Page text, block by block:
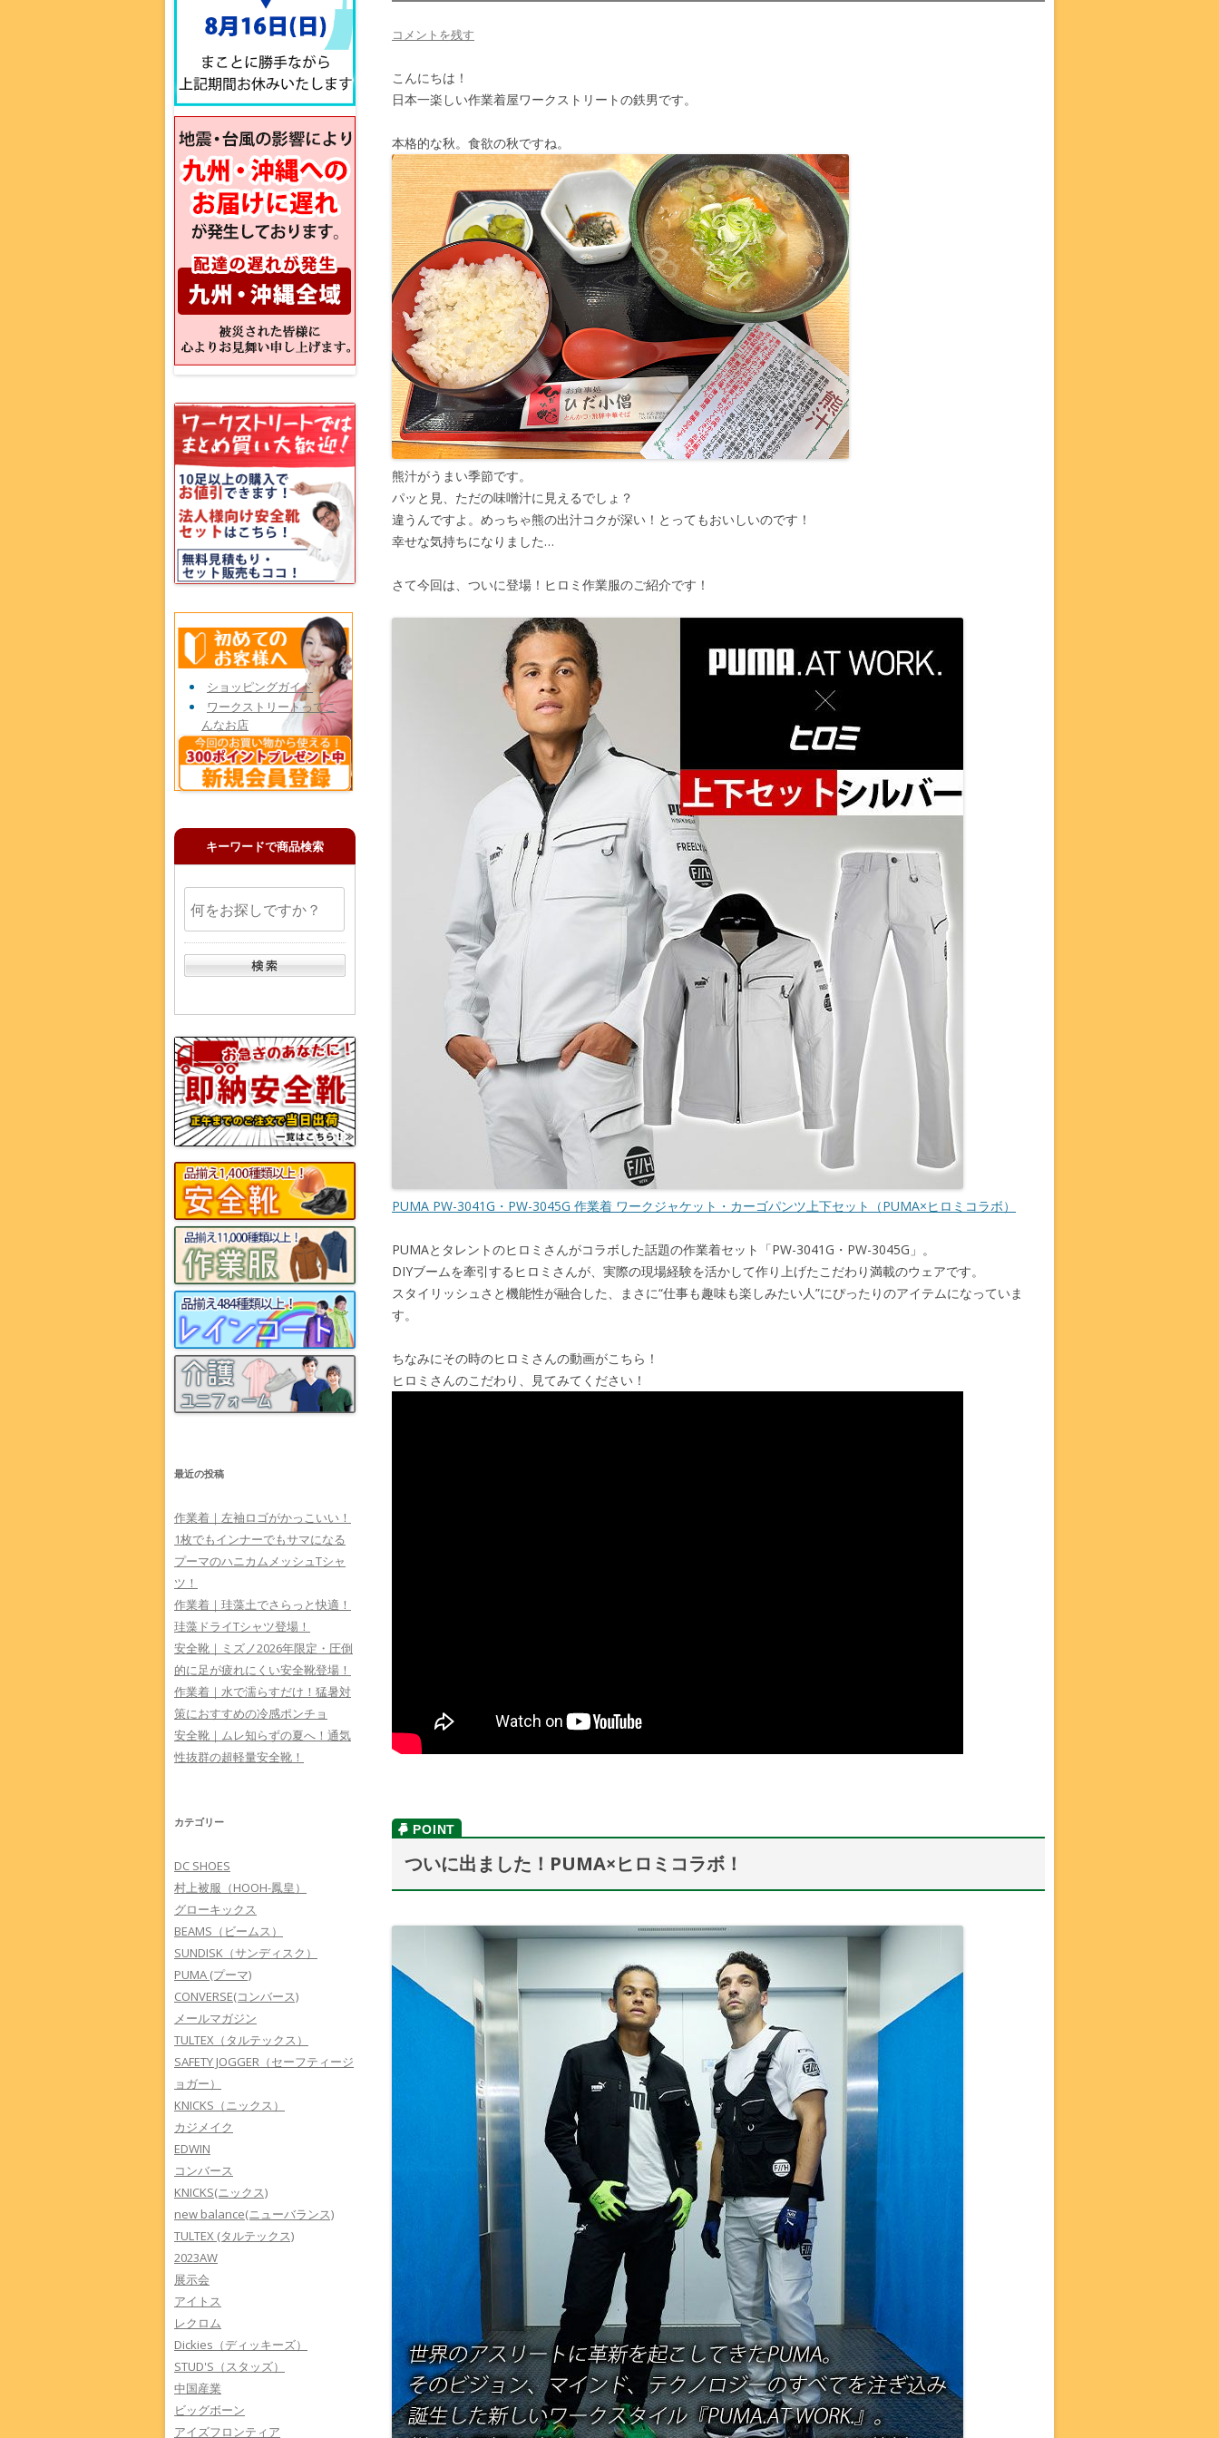
コメントを残す
こんにちは！
日本一楽しい作業着屋ワークストリートの鉄男です。
本格的な秋。食欲の秋ですね。
熊汁がうまい季節です。
パッと見、ただの味噌汁に見えるでしょ？
違うんですよ。めっちゃ熊の出汁コクが深い！とってもおいしいのです！
幸せな気持ちになりました…
さて今回は、ついに登場！ヒロミ作業服のご紹介です！
PUMA PW-3041G・PW-3045G 作業着 ワークジャケット・カーゴパンツ上下セット（PUMA×ヒロミコラボ）
PUMAとタレントのヒロミさんがコラボした話題の作業着セット「PW-3041G・PW-3045G」。
DIYブームを牽引するヒロミさんが、実際の現場経験を活かして作り上げたこだわり満載のウェアです。
スタイリッシュさと機能性が融合した、まさに“仕事も趣味も楽しみたい人”にぴったりのアイテムになっていま
す。
ちなみにその時のヒロミさんの動画がこちら！
ヒロミさんのこだわり、見てみてください！
ついに出ました！PUMA×ヒロミコラボ！
ショッピングガイド
ワークストリートってこ
んなお店
キーワードで商品検索
最近の投稿
作業着｜左袖ロゴがかっこいい！
1枚でもインナーでもサマになる
プーマのハニカムメッシュTシャ
ツ！
作業着｜珪藻土でさらっと快適！
珪藻ドライTシャツ登場！
安全靴｜ミズノ2026年限定・圧倒
的に足が疲れにくい安全靴登場！
作業着｜水で濡らすだけ！猛暑対
策におすすめの冷感ポンチョ
安全靴｜ムレ知らずの夏へ！通気
性抜群の超軽量安全靴！
カテゴリー
DC SHOES
村上被服（HOOH-鳳皇）
グローキックス
BEAMS（ビームス）
SUNDISK（サンディスク）
PUMA (プーマ)
CONVERSE(コンバース)
メールマガジン
TULTEX（タルテックス）
SAFETY JOGGER（セーフティージ
ョガー）
KNICKS（ニックス）
カジメイク
EDWIN
コンバース
KNICKS(ニックス)
new balance(ニューバランス)
TULTEX (タルテックス)
2023AW
展示会
アイトス
レクロム
Dickies（ディッキーズ）
STUD'S（スタッズ）
中国産業
ビッグボーン
アイズフロンティア